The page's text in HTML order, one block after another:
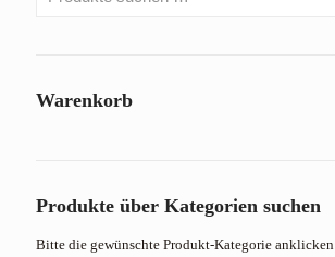
Warenkorb
Produkte über Kategorien suchen
Bitte die gewünschte Produkt-Kategorie anklicken